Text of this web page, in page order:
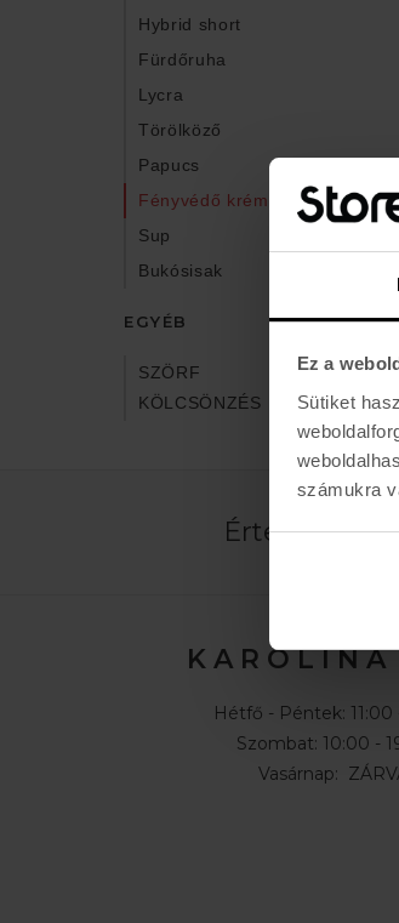
Ez a
Sütiket
számukra
Hybrid short
Fürdőruha
Lycra
Törölköző
Papucs
Fényvédő krém
Sup
Bukósisak
EGYÉB
SZÖRF
KÖLCSÖNZÉS
Értesülj az
K A R O L I N
Hétfő - Péntek: 11:00
Szombat: 10:00 -
Vasárnap: